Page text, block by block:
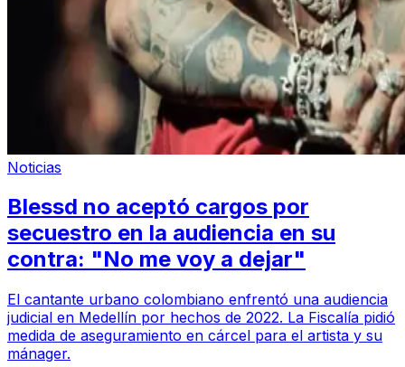
Noticias
Blessd no aceptó cargos por
secuestro en la audiencia en su
contra: "No me voy a dejar"
El cantante urbano colombiano enfrentó una audiencia
judicial en Medellín por hechos de 2022. La Fiscalía pidió
medida de aseguramiento en cárcel para el artista y su
mánager.